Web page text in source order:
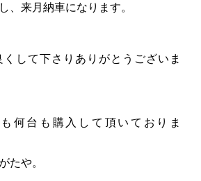
、来月納車になります。
くして下さりありがとうございま
何台も購入して頂いておりま
たや。